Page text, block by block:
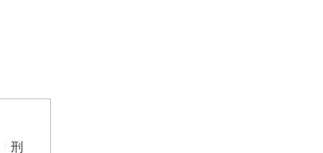
刑